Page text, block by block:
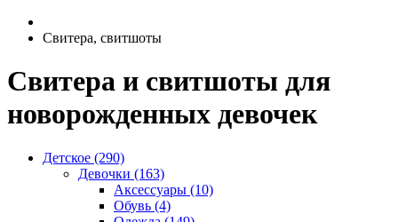
Свитера, свитшоты
Свитера и свитшоты для
новорожденных девочек
Детское (290)
Девочки (163)
Аксессуары (10)
Обувь (4)